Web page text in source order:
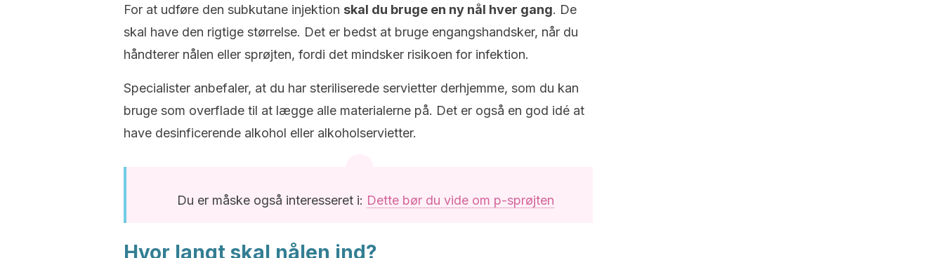
For at udføre den subkutane injektion skal du bruge en ny nål hver gang. De
skal have den rigtige størrelse. Det er bedst at bruge engangshandsker, når du
håndterer nålen eller sprøjten, fordi det mindsker risikoen for infektion.
Specialister anbefaler, at du har steriliserede servietter derhjemme, som du kan
bruge som overflade til at lægge alle materialerne på. Det er også en god idé at
have desinficerende alkohol eller alkoholservietter.
Du er måske også interesseret i: Dette bør du vide om p-sprøjten
Hvor langt skal nålen ind?